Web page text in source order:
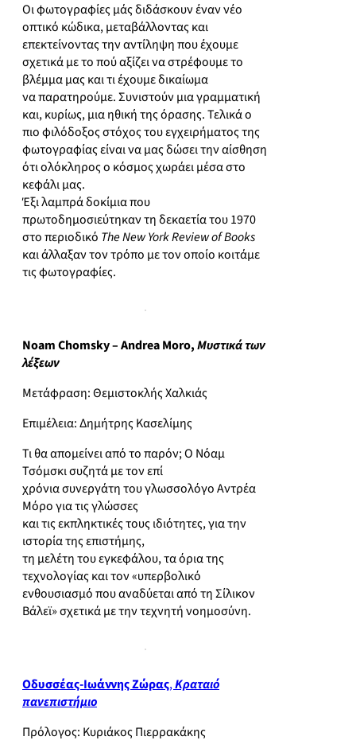
Οι φωτογραφίες μάς διδάσκουν έναν νέο
οπτικό κώδικα, μεταβάλλοντας και
επεκτείνοντας την αντίληψη που έχουμε
σχετικά με το πού αξίζει να στρέφουμε το
βλέμμα μας και τι έχουμε δικαίωμα
να παρατηρούμε. Συνιστούν μια γραμματική
και, κυρίως, μια ηθική της όρασης. Τελικά ο
πιο φιλόδοξος στόχος του εγχειρήματος της
φωτογραφίας είναι να μας δώσει την αίσθηση
ότι ολόκληρος ο κόσμος χωράει μέσα στο
κεφάλι μας.
Έξι λαμπρά δοκίμια που
πρωτοδημοσιεύτηκαν τη δεκαετία του 1970
στο περιοδικό The New York Review of Books
και άλλαξαν τον τρόπο με τον οποίο κοιτάμε
τις φωτογραφίες.
Noam Chomsky – Andrea Moro,Μυστικά των
λέξεων
Μετάφραση: Θεμιστοκλής Χαλκιάς
Επιμέλεια: Δημήτρης Κασελίμης
Τι θα απομείνει από το παρόν; Ο Νόαμ
Τσόμσκι συζητά με τον επί
χρόνια συνεργάτη του γλωσσολόγο Αντρέα
Μόρο για τις γλώσσες
και τις εκπληκτικές τους ιδιότητες, για την
ιστορία της επιστήμης,
τη μελέτη του εγκεφάλου, τα όρια της
τεχνολογίας και τον «υπερβολικό
ενθουσιασμό που αναδύεται από τη Σίλικον
Βάλεϊ» σχετικά με την τεχνητή νοημοσύνη.
Οδυσσέας-Ιωάννης Ζώρας,Κραταιό
πανεπιστήμιο
Πρόλογος: Κυριάκος Πιερρακάκης